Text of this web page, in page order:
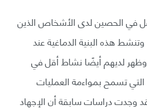
في الحصين لدى الأشخاص الذين
هذه البنية الدماغية عند
وظهر لديهم أيضًا نشاط أقل في
تسمح بمواءمة العمليات
وجدت دراسات سابقة أن الإجهاد